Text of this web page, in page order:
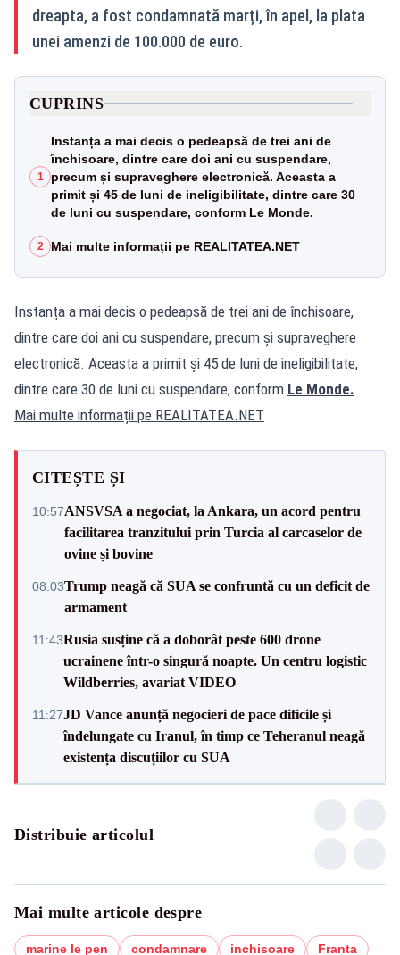
dreapta, a fost condamnată marți, în apel, la plata
unei amenzi de 100.000 de euro.
CUPRINS
1
Instanța a mai decis o pedeapsă de trei ani de
închisoare, dintre care doi ani cu suspendare,
precum și supraveghere electronică. Aceasta a
primit și 45 de luni de ineligibilitate, dintre care 30
de luni cu suspendare, conform Le Monde.
2 Mai multe informații pe REALITATEA.NET
Instanța a mai decis o pedeapsă de trei ani de închisoare,
dintre care doi ani cu suspendare, precum și supraveghere
electronică. Aceasta a primit și 45 de luni de ineligibilitate,
dintre care 30 de luni cu suspendare, conform Le Monde.
Mai multe informații pe REALITATEA.NET
CITEȘTE ȘI
10:57ANSVSA a negociat, la Ankara, un acord pentru
facilitarea tranzitului prin Turcia al carcaselor de
ovine și bovine
08:03Trump neagă că SUA se confruntă cu un deficit de
armament
11:43Rusia susține că a doborât peste 600 drone
ucrainene într-o singură noapte. Un centru logistic
Wildberries, avariat VIDEO
11:27JD Vance anunță negocieri de pace dificile și
îndelungate cu Iranul, în timp ce Teheranul neagă
existența discuțiilor cu SUA
Distribuie articolul
Mai multe articole despre
marine le pen condamnare inchisoare
Franta